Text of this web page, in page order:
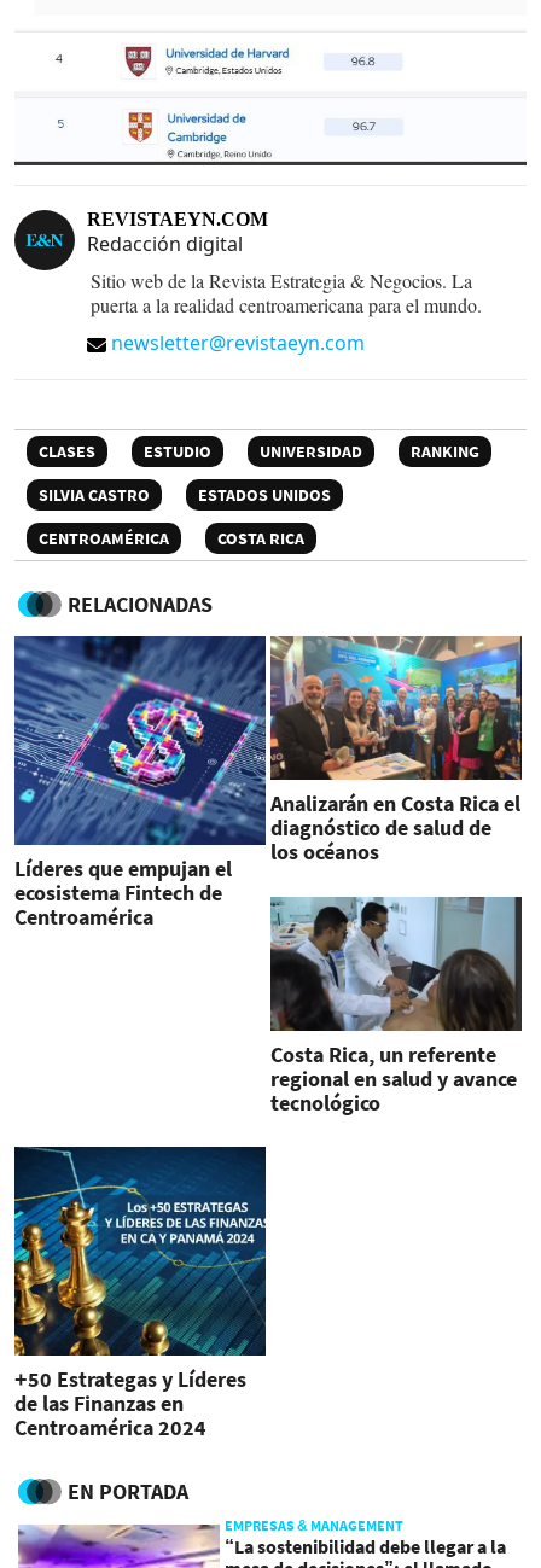
REVISTAEYN.COM
Redacción digital
Sitio web de la Revista Estrategia & Negocios. La
puerta a la realidad centroamericana para el mundo.
newsletter@revistaeyn.com
CLASES ESTUDIO UNIVERSIDAD
RANKING
SILVIA CASTRO
ESTADOS UNIDOS
CENTROAMÉRICA
COSTA RICA
RELACIONADAS
Líderes que empujan el
ecosistema Fintech de
Centroamérica
Analizarán en Costa Rica el
diagnóstico de salud de
los océanos
Costa Rica, un referente
regional en salud y avance
tecnológico
+50 Estrategas y Líderes
de las Finanzas en
Centroamérica 2024
EN PORTADA
EMPRESAS & MANAGEMENT
“La sostenibilidad debe llegar a la